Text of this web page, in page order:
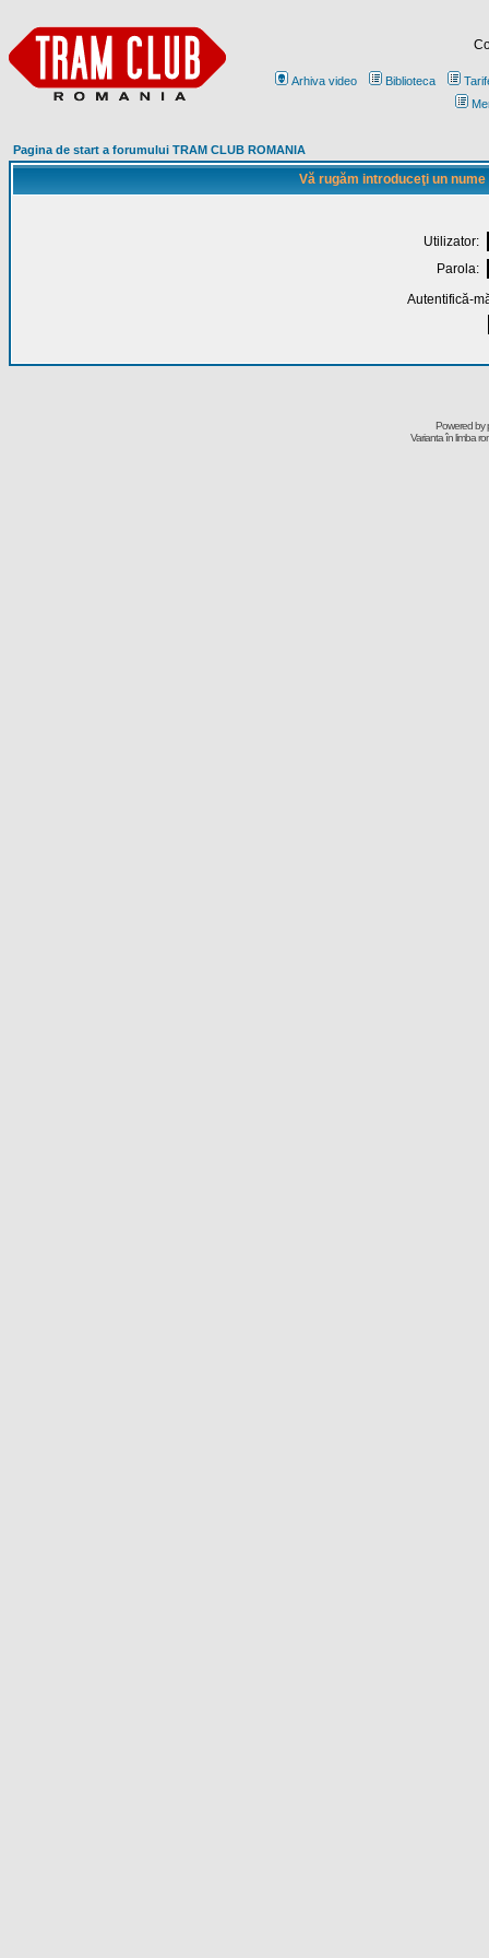
Arhiva video Biblioteca
Pagina de start a forumului TRAM CLUB ROMANIA
Vă rugăm introduceţi un
Utilizator:
Parola:
Autentifică-
Powered by
Varianta în limba